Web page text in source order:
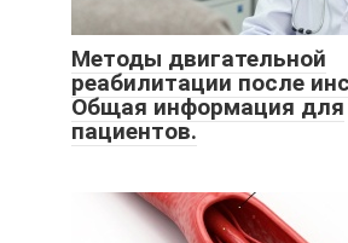
Методы двигательной
реабилитации после
Общая информация для
пациентов.